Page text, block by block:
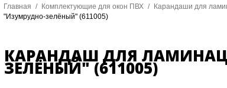
Главная / Комплектующие для окон ПВХ / Карандаши для
"Изумрудно-зелёный" (611005)
КАРАНДАШ ДЛЯ
ЗЕЛЁНЫЙ" (611005)